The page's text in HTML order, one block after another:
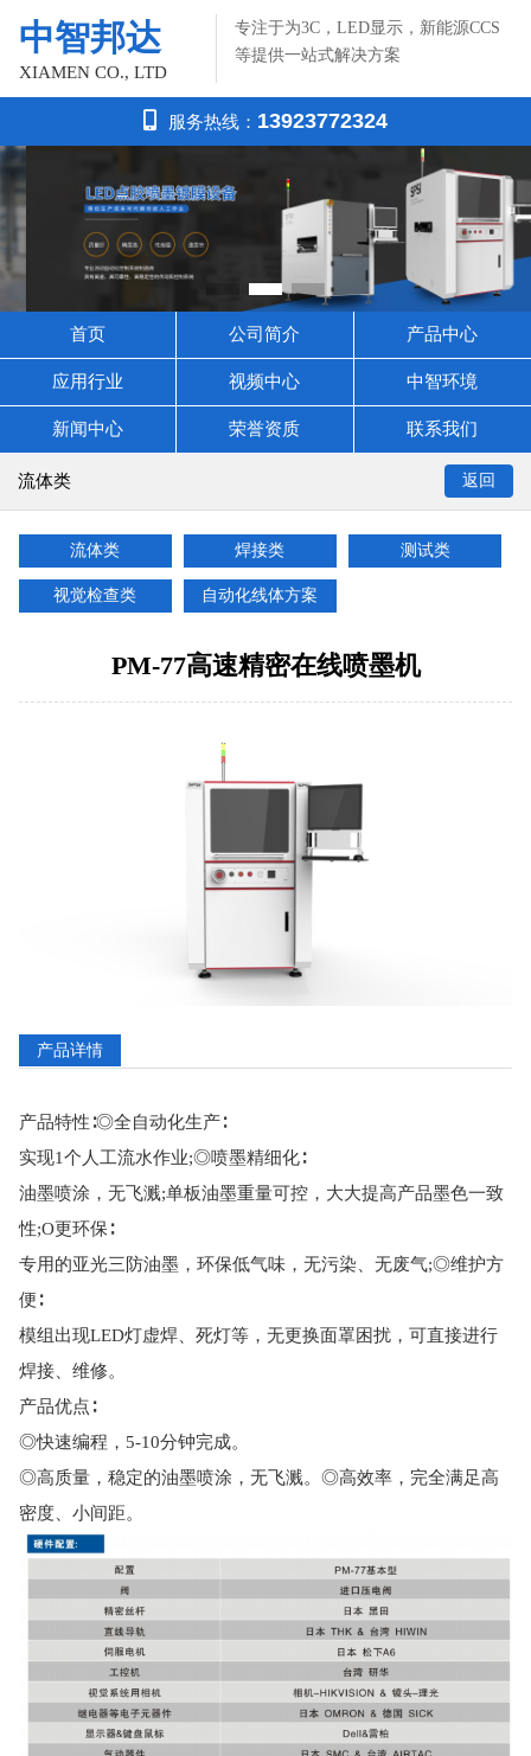
中智邦达
XIAMEN CO., LTD
专注于为3C，LED显示，新能源CCS
等提供一站式解决方案
服务热线： 13923772324
首页 公司简介 产品中心
应用行业 视频中心 中智环境
新闻中心 荣誉资质 联系我们
流体类 返回
流体类 焊接类 测试类
视觉检查类 自动化线体方案
PM-77高速精密在线喷墨机
产品详情
产品特性∶◎全自动化生产∶
实现1个人工流水作业;◎喷墨精细化∶
油墨喷涂，无飞溅;单板油墨重量可控，大大提高产品墨色一致
性;O更环保∶
专用的亚光三防油墨，环保低气味，无污染、无废气;◎维护方
便∶
模组出现LED灯虚焊、死灯等，无更换面罩困扰，可直接进行
焊接、维修。
产品优点∶
◎快速编程，5-10分钟完成。
◎高质量，稳定的油墨喷涂，无飞溅。◎高效率，完全满足高
密度、小间距。